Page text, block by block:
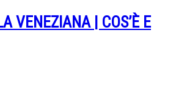
VENEZIANA | COS’È E